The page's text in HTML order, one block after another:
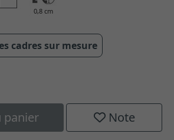
0,8 cm
cadres sur mesure
panier Note